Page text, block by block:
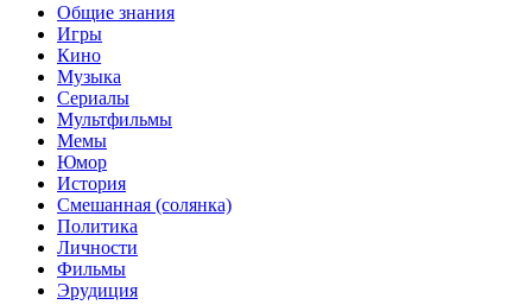
Общие знания
Игры
Кино
Музыка
Сериалы
Мультфильмы
Мемы
Юмор
История
Смешанная (солянка)
Политика
Личности
Фильмы
Эрудиция